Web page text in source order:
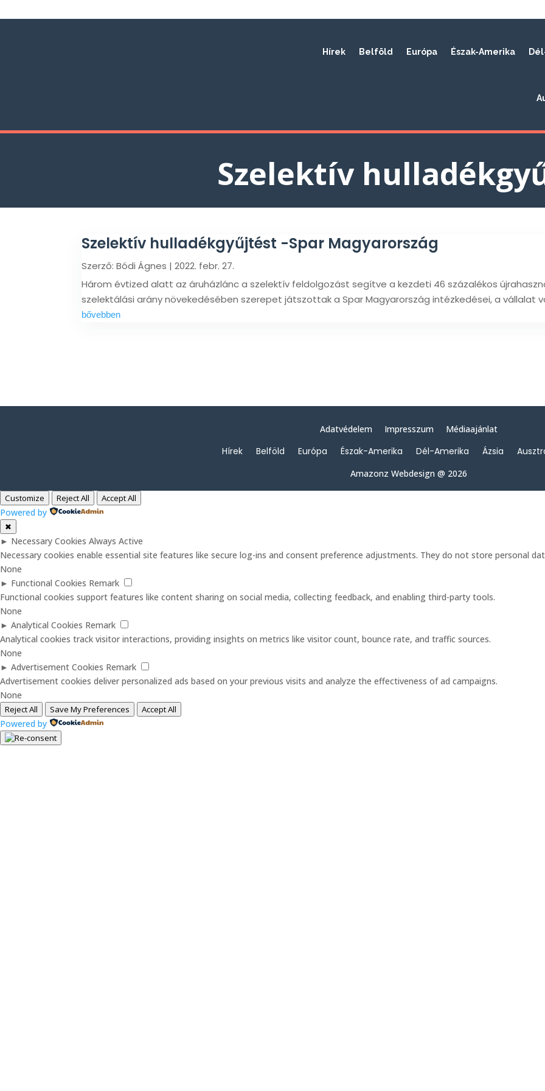
Hírek Belföld Európa Észak-Amerika
Szelektív
Szelektív hulladékgyűjtést -Spar Magyarország
Szerző:Bódi Ágnes |2022. febr. 27.
Három évtized alatt az áruházlánc a szelektív feldolgozást segítve a kezdeti 46 százalékos
szelektálási arány növekedésében szerepet játszottak a Spar Magyarország intézkedései, a vállalat
bővebben
Adatvédelem Impresszum Médiaajánlat
Hírek Belföld Európa Észak-Amerika Dél-Amerika Ázsia
Amazonz Webdesign @ 2026
Customize Reject All Accept All
Powered by
✖
► Necessary Cookies Always Active
Necessary cookies enable essential site features like secure log-ins and consent preference adjustments. They do not store personal
None
► Functional Cookies Remark
Functional cookies support features like content sharing on social media, collecting feedback, and enabling third-party tools.
None
► Analytical Cookies Remark
Analytical cookies track visitor interactions, providing insights on metrics like visitor count, bounce rate, and traffic sources.
None
► Advertisement Cookies Remark
Advertisement cookies deliver personalized ads based on your previous visits and analyze the effectiveness of ad campaigns.
None
Reject All Save My Preferences Accept All
Powered by